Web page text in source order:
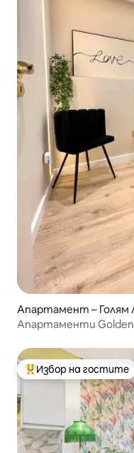
Апартамент – Голям
Апартаменти
Най-популярен избор
Избор на гостите